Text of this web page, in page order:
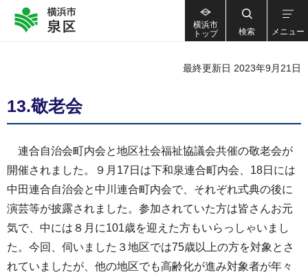
横浜市
トップ
検索 メニュー
最終更新日 2023年9月21日
13.敬老会
連合自治会町内会と地区社会福祉協議会共催の敬老会が
開催されました。９月17日は下和泉連合町内会、18日には
中田連合自治会と中川連合町内会で、それぞれ式典の後に
演芸等が披露されました。参加されていた方は皆さんお元
気で、中には８月に101歳を迎えた方もいらっしゃいまし
た。今回、伺いました３地区では75歳以上の方を対象とさ
れていましたが、他の地区でも高齢化が進み対象者が年々